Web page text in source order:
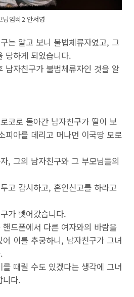
딩엄빠2 안서영
는 알고 보니 불법체류자였고, 그
당하게 되었습니다.
남자친구가 불법체류자인 것을 알
코로 돌아간 남자친구가 딸이 보
피아를 데리고 머나먼 이국땅 모로
, 그의 남자친구와 그 부모님들의
고 감시하고, 혼인신고를 하라고
가 뺏어갔습니다.
드폰에서 다른 여자와의 바람을
이를 추궁하니, 남자친구가 그녀
때릴 수도 있겠다는 생각에 그녀
니다.